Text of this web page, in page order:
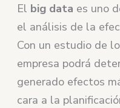
El big data es uno
el análisis de la
Con un estudio de
empresa podrá
generado efectos
cara a la